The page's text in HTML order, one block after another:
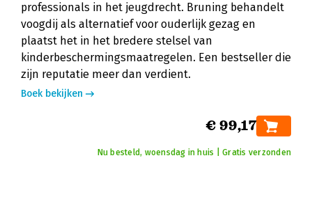
professionals in het jeugdrecht. Bruning behandelt
voogdij als alternatief voor ouderlijk gezag en
plaatst het in het bredere stelsel van
kinderbeschermingsmaatregelen. Een bestseller die
zijn reputatie meer dan verdient.
Boek bekijken
€ 99,17
Nu besteld, woensdag in huis | Gratis verzonden